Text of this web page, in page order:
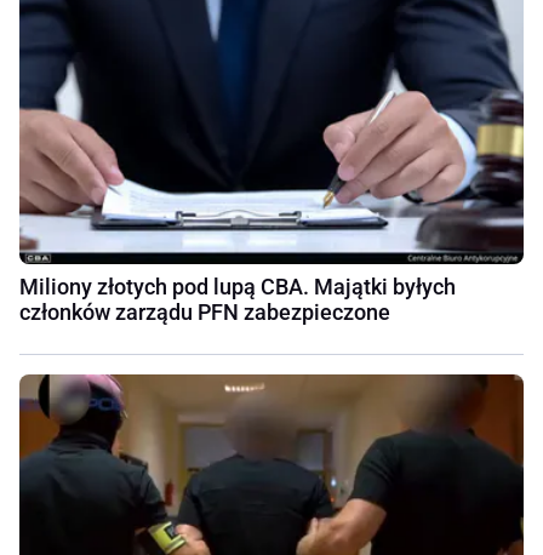
Miliony złotych pod lupą CBA. Majątki byłych
członków zarządu PFN zabezpieczone